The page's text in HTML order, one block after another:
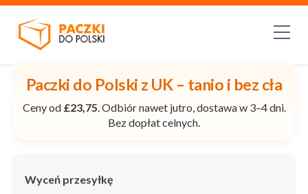
Paczki do Polski z UK – tanio i bez cła
Ceny od £23,75. Odbiór nawet jutro, dostawa w 3–4 dni.
Bez dopłat celnych.
Wyceń przesyłkę